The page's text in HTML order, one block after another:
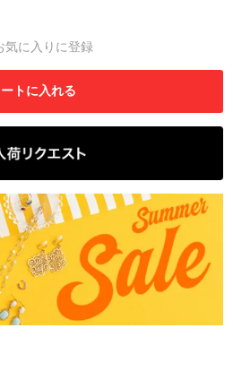
気に入りに登録